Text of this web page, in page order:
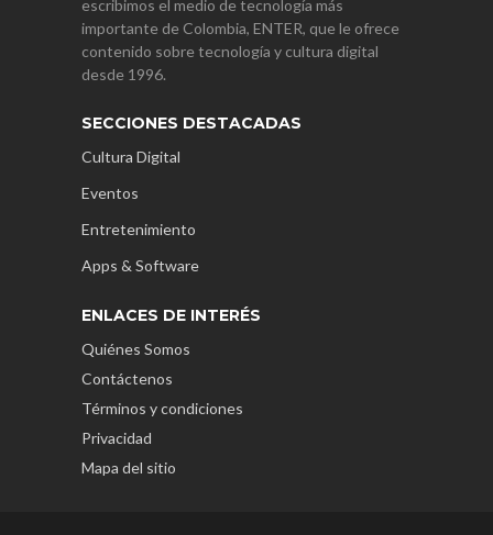
escribimos el medio de tecnología más
importante de Colombia, ENTER, que le ofrece
contenido sobre tecnología y cultura digital
desde 1996.
SECCIONES DESTACADAS
Cultura Digital
Eventos
Entretenimiento
Apps & Software
ENLACES DE INTERÉS
Quiénes Somos
Contáctenos
Términos y condiciones
Privacidad
Mapa del sitio